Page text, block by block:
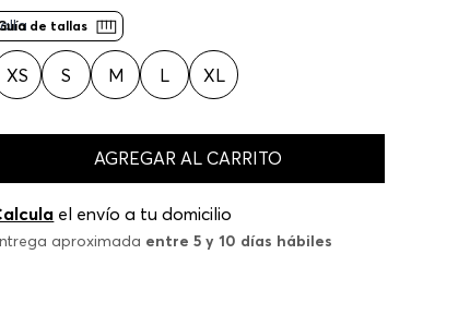
de tallas
XS S M L XL
AGREGAR AL CARRITO
el envío a tu domicilio
aproximada entre 5 y 10 días hábiles